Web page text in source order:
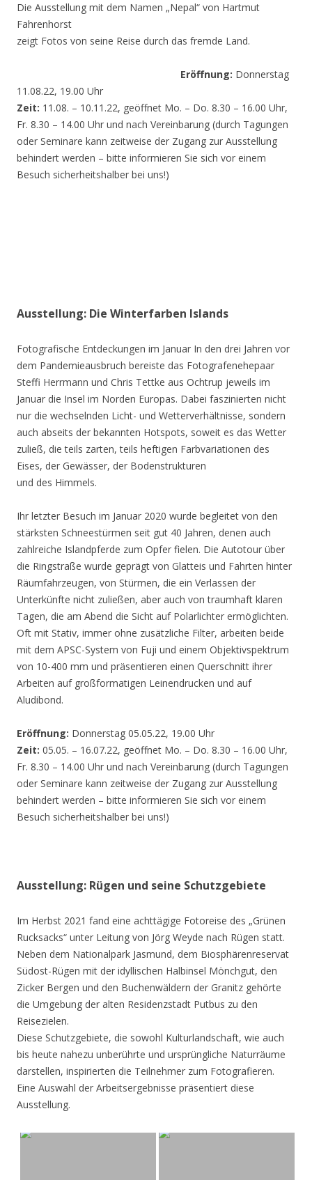
Die Ausstellung mit dem Namen „Nepal“ von Hartmut
Fahrenhorst
zeigt Fotos von seine Reise durch das fremde Land.
Eröffnung: Donnerstag
11.08.22, 19.00 Uhr
Zeit: 11.08. – 10.11.22, geöffnet Mo. – Do. 8.30 – 16.00 Uhr,
Fr. 8.30 – 14.00 Uhr und nach Vereinbarung (durch Tagungen
oder Seminare kann zeitweise der Zugang zur Ausstellung
behindert werden – bitte informieren Sie sich vor einem
Besuch sicherheitshalber bei uns!)
Ausstellung: Die Winterfarben Islands
Fotografische Entdeckungen im Januar In den drei Jahren vor
dem Pandemieausbruch bereiste das Fotografenehepaar
Steffi Herrmann und Chris Tettke aus Ochtrup jeweils im
Januar die Insel im Norden Europas. Dabei faszinierten nicht
nur die wechselnden Licht- und Wetterverhältnisse, sondern
auch abseits der bekannten Hotspots, soweit es das Wetter
zuließ, die teils zarten, teils heftigen Farbvariationen des
Eises, der Gewässer, der Bodenstrukturen
und des Himmels.
Ihr letzter Besuch im Januar 2020 wurde begleitet von den
stärksten Schneestürmen seit gut 40 Jahren, denen auch
zahlreiche Islandpferde zum Opfer fielen. Die Autotour über
die Ringstraße wurde geprägt von Glatteis und Fahrten hinter
Räumfahrzeugen, von Stürmen, die ein Verlassen der
Unterkünfte nicht zuließen, aber auch von traumhaft klaren
Tagen, die am Abend die Sicht auf Polarlichter ermöglichten.
Oft mit Stativ, immer ohne zusätzliche Filter, arbeiten beide
mit dem APSC-System von Fuji und einem Objektivspektrum
von 10-400 mm und präsentieren einen Querschnitt ihrer
Arbeiten auf großformatigen Leinendrucken und auf
Aludibond.
Eröffnung: Donnerstag 05.05.22, 19.00 Uhr
Zeit: 05.05. – 16.07.22, geöffnet Mo. – Do. 8.30 – 16.00 Uhr,
Fr. 8.30 – 14.00 Uhr und nach Vereinbarung (durch Tagungen
oder Seminare kann zeitweise der Zugang zur Ausstellung
behindert werden – bitte informieren Sie sich vor einem
Besuch sicherheitshalber bei uns!)
Ausstellung: Rügen und seine Schutzgebiete
Im Herbst 2021 fand eine achttägige Fotoreise des „Grünen
Rucksacks“ unter Leitung von Jörg Weyde nach Rügen statt.
Neben dem Nationalpark Jasmund, dem Biosphärenreservat
Südost-Rügen mit der idyllischen Halbinsel Mönchgut, den
Zicker Bergen und den Buchenwäldern der Granitz gehörte
die Umgebung der alten Residenzstadt Putbus zu den
Reisezielen.
Diese Schutzgebiete, die sowohl Kulturlandschaft, wie auch
bis heute nahezu unberührte und ursprüngliche Naturräume
darstellen, inspirierten die Teilnehmer zum Fotografieren.
Eine Auswahl der Arbeitsergebnisse präsentiert diese
Ausstellung.